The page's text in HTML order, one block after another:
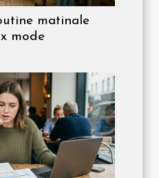
matinale
mode